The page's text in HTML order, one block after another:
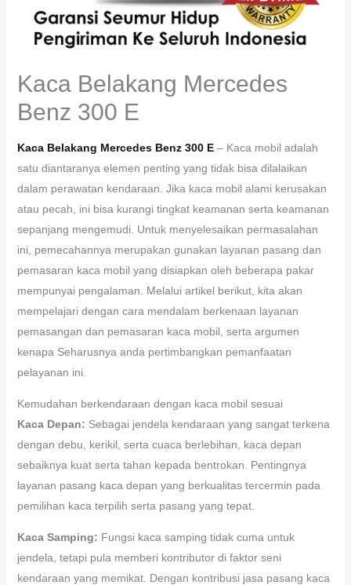
Kaca Belakang Mercedes
Benz 300 E
Kaca Belakang Mercedes Benz 300 E – Kaca mobil adalah
satu diantaranya elemen penting yang tidak bisa dilalaikan
dalam perawatan kendaraan. Jika kaca mobil alami kerusakan
atau pecah, ini bisa kurangi tingkat keamanan serta keamanan
sepanjang mengemudi. Untuk menyelesaikan permasalahan
ini, pemecahannya merupakan gunakan layanan pasang dan
pemasaran kaca mobil yang disiapkan oleh beberapa pakar
mempunyai pengalaman. Melalui artikel berikut, kita akan
mempelajari dengan cara mendalam berkenaan layanan
pemasangan dan pemasaran kaca mobil, serta argumen
kenapa Seharusnya anda pertimbangkan pemanfaatan
pelayanan ini.
Kemudahan berkendaraan dengan kaca mobil sesuai
Kaca Depan: Sebagai jendela kendaraan yang sangat terkena
dengan debu, kerikil, serta cuaca berlebihan, kaca depan
sebaiknya kuat serta tahan kepada bentrokan. Pentingnya
layanan pasang kaca depan yang berkualitas tercermin pada
pemilihan kaca terpilih serta pasang yang tepat.
Kaca Samping: Fungsi kaca samping tidak cuma untuk
jendela, tetapi pula memberi kontributor di faktor seni
kendaraan yang memikat. Dengan kontribusi jasa pasang kaca